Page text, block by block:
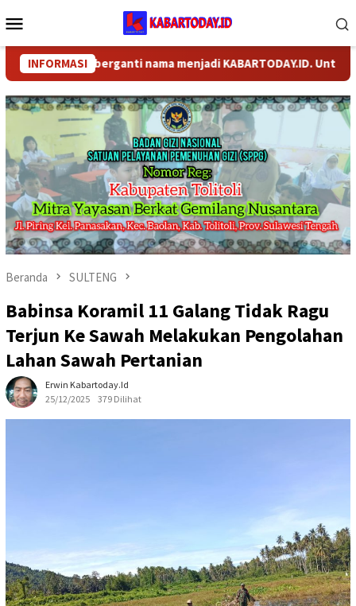
ke
Mobile
INFORMASI
telah berganti nama menjadi KABARTODAY.ID. Untuk
Beranda SULTENG
Babinsa Koramil 11 Galang Tidak Ragu
Terjun Ke Sawah Melakukan Pengolahan
Lahan Sawah Pertanian
Erwin Kabartoday.id
25/12/2025
379 Dilihat